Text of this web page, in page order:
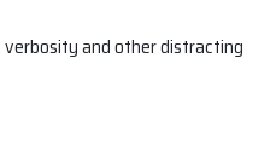
and other distracting